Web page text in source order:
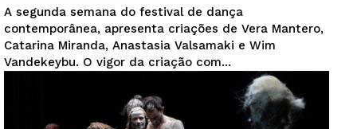
A segunda semana do festival de dança
contemporânea, apresenta criações de Vera Mantero,
Catarina Miranda, Anastasia Valsamaki e Wim
Vandekeybu. O vigor da criação com...